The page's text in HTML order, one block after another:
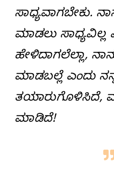
ಸಾಧ್ಯವಾಗಬೇಕು.
ಮಾಡಲು ಸಾಧ್ಯವಿಲ್ಲ
ಹೇಳಿದಾಗಲೆಲ್ಲಾ,
ಮಾಡಬಲ್ಲೆ ಎಂದು
ತಯಾರುಗೊಳಿಸಿದೆ,
ಮಾಡಿದೆ!